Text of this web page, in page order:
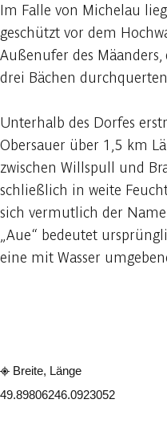
Im Falle von Michelau
geschützt vor dem
Außenufer des
drei Bächen
Unterhalb des Dorfes
Obersauer über 1,5 km
zwischen Willspull und
schließlich in weite
sich vermutlich der
„Aue“ bedeutet
eine mit Wasser
Breite, Länge
49.89806246.0923052